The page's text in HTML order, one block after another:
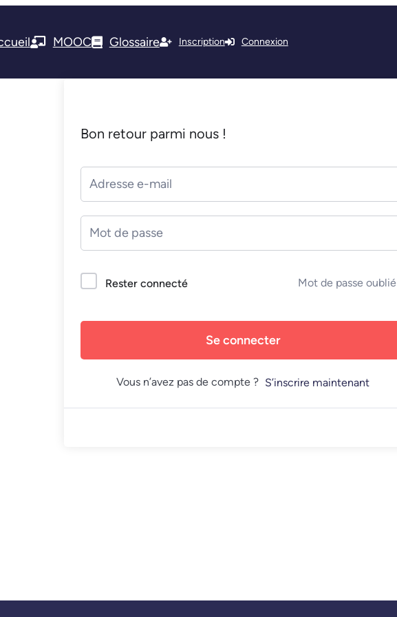
MOOC Glossaire Inscription Connexion
Bon retour parmi nous !
Rester connecté Mot de passe
Se connecter
Vous n’avez pas de compte ? S’inscrire maintenant